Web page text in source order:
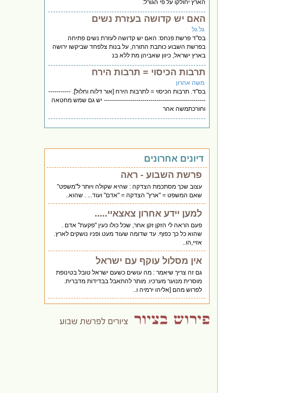
הארץ יחולקו על פי הגורל:
האם יש קדושה בעזרת נשים
גל גל
בס''ד פרשת פנחס: האם יש קדושה לעזרת נשים פתיחה
בפרשת השבוע כותבת התורה, על בנות צלפחד שביקשו ירושה
בארץ ישראל, כיוון שאביהן מת ללא בנ
תרבות הכיסוי = תרבות הירח
משה אהרון
בס"ד. תרבות הכיסוי = לתרבות הירח [אור דלוח וחלול]. -----------
-------------------------------------------------- יש גם שמש מחטאה
וחורכתמשה אהר
דיונים אחרונים
פרשת השבוע - ראה
עצוב שכך מסתכמת הצדקה : שהיא שקולה ויותר ל"משפט"
שאם המשפט = "ארץ" הצדקה = "אדם" ועוד... . שהוא..
למען יידע אחרון צאצאיי.....
פעם הראה לי הזקן זקן אחר, שכל כולו כעין "פקעת" אדם .
שהוא כל כך כפוף. עד שדומה שעוד מעט ופניו נושקים לארץ.
אזיי,הו..
אין מסלול עוקף עם ישראל
גם זה צריך שיאמר : מה עושים כשעם ישראל טובל בטינופת
מוסרית מנוער מערכיו. מותר להתאבל בבדידות מדברית.
לפרוש מהם [אליהו ירמיה ו..